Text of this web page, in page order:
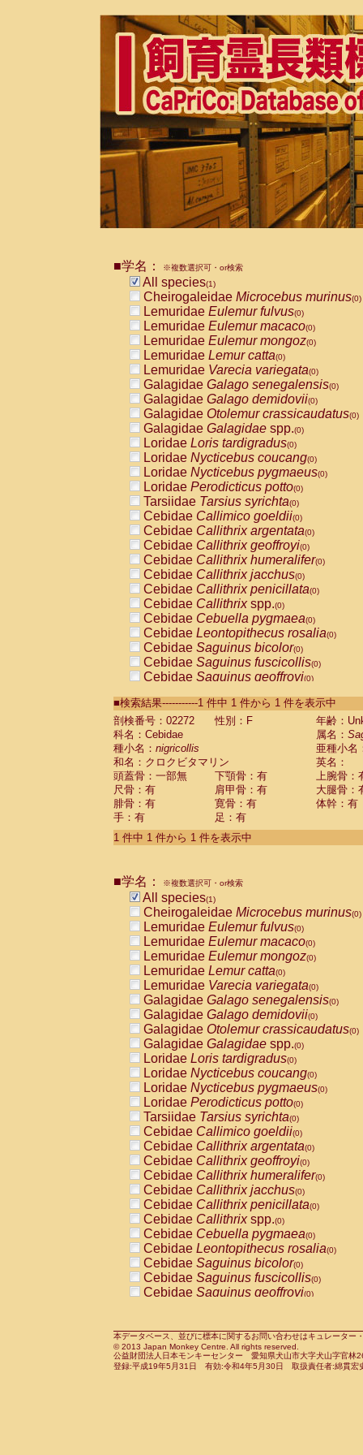
■学名： ※複数選択可・or検索
All species(1)
Cheirogaleidae Microcebus murinus(0)
Lemuridae Eulemur fulvus(0)
Lemuridae Eulemur macaco(0)
Lemuridae Eulemur mongoz(0)
Lemuridae Lemur catta(0)
Lemuridae Varecia variegata(0)
Galagidae Galago senegalensis(0)
Galagidae Galago demidovii(0)
Galagidae Otolemur crassicaudatus(0)
Galagidae Galagidae spp.(0)
Loridae Loris tardigradus(0)
Loridae Nycticebus coucang(0)
Loridae Nycticebus pygmaeus(0)
Loridae Perodicticus potto(0)
Tarsiidae Tarsius syrichta(0)
Cebidae Callimico goeldii(0)
Cebidae Callithrix argentata(0)
Cebidae Callithrix geoffroyi(0)
Cebidae Callithrix humeralifer(0)
Cebidae Callithrix jacchus(0)
Cebidae Callithrix penicillata(0)
Cebidae Callithrixspp.(0)
Cebidae Cebuella pygmaea(0)
Cebidae Leontopithecus rosalia(0)
Cebidae Saguinus bicolor(0)
Cebidae Saguinus fuscicollis(0)
Cebidae Saguinus geoffroyi(0)
CebidaeSaguinus labiatus(0)
Cebidae Saguinus leucopus (0)
Cebidae
CebidaeSaguinus mystax
CebidaeSaguinus nigricollis (1)
Cebidae Saguinus oedipus
Cebidae Saguinus weddelli
Cebidae Saguinusspp.
Cebidae Aotus trivirgatus
Cebidae Cebus albifrons
CebidaeCebus nigrivittatus
CebidaeCebus
CebidaeSaimiri boliviensis(0)
CebidaeSaimiri sciureus(0)
AtelidaeAlouatta caraya(0)
AtelidaeAlouatta fusca(0)
AtelidaeAlouatta seniculus
AtelidaeAlouattaspp.(0)
AtelidaeAteles belzebuth(0)
AtelidaeAteles geoffroyi(0)
AtelidaeAteles paniscus(0)
AtelidaeAtelesspp.(0)
Atelidae Lagothrix lagothricha
AtelidaeLagothrix lagothricha cana
PitheciidaeCacajao calvus
PitheciidaeCallicebus cupreus
PitheciidaeCallicebus donacophilus
PitheciidaeCallicebus moloch
PitheciidaeCallicebus torquatus
PitheciidaeCallicebusspp.(0)
PitheciidaeChiropotes satanas(0)
PitheciidaePithecia monachus
PitheciidaePithecia pithecia(0)
CercopithecidaeCercocebus agilis
CercopithecidaeCercocebus
CercopithecidaeCercocebus
CercopithecidaeCercocebus
CercopithecidaeCercocebus
CercopithecidaeCercocebushybrid
CercopithecidaePapio anubis(0)
CercopithecidaePapio cynocephalus
CercopithecidaePapio hamadryas(0)
■検索結果-----------1 件中 1 件から 1 件を表示中
剖検番号：02272
性別：F
年齢：
科名：Cebidae
属名：
種小名： nigricollis
亜種小名
和名：クロクビタマリン
英名：
頭蓋骨：一部無
下顎骨：有
上腕骨：
尺骨：有
肩甲骨：有
大腿骨：
腓骨：有
寛骨：有
体幹：有
手：有
足：有
1 件中 1 件から 1 件を表示中
■学名： ※複数選択可・or検索
All species(1)
Cheirogaleidae Microcebus murinus(0)
Lemuridae Eulemur fulvus(0)
Lemuridae Eulemur macaco(0)
Lemuridae Eulemur mongoz(0)
Lemuridae Lemur catta(0)
Lemuridae Varecia variegata(0)
Galagidae Galago senegalensis(0)
Galagidae Galago demidovii(0)
Galagidae Otolemur crassicaudatus(0)
Galagidae Galagidae spp.(0)
Loridae Loris tardigradus(0)
Loridae Nycticebus coucang(0)
Loridae Nycticebus pygmaeus(0)
Loridae Perodicticus potto(0)
Tarsiidae Tarsius syrichta(0)
Cebidae Callimico goeldii(0)
Cebidae Callithrix argentata(0)
Cebidae Callithrix geoffroyi(0)
Cebidae Callithrix humeralifer(0)
Cebidae Callithrix jacchus(0)
Cebidae Callithrix penicillata(0)
Cebidae Callithrixspp.(0)
Cebidae Cebuella pygmaea(0)
Cebidae Leontopithecus rosalia(0)
Cebidae Saguinus bicolor(0)
Cebidae Saguinus fuscicollis(0)
Cebidae Saguinus geoffroyi(0)
CebidaeSaguinus leucopus(0)
CebidaeSaguinus midas(0)
Cebidae Saguinus mystax(0)
本データベース、並びに標本に関するお問い合わせはキュレータ
© 2013 Japan Monkey Centre. All rights reserved.
公益財団法人日本モンキーセンター 愛知県犬山市大字犬山字官
登録:平成19年5月31日 有効:令和4年5月30日 取扱責任者:綿貫宏